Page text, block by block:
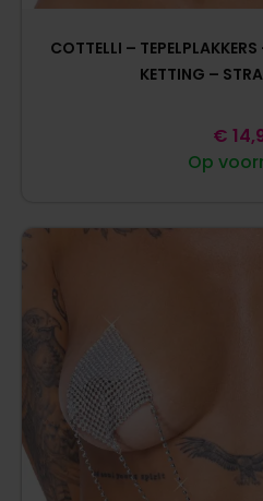
COTTELLI –
KETTING –
Op
€